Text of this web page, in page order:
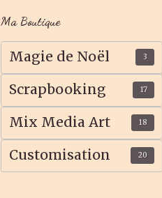
Ma Boutique
Magie de Noël 3
Scrapbooking 17
Mix Media Art 18
Customisation 20